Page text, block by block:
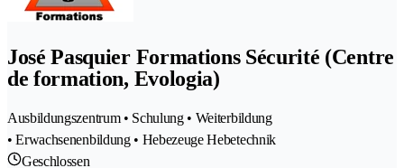
José Pasquier Formations Sécurité (Centre
de formation, Evologia)
Ausbildungszentrum • Schulung • Weiterbildung
• Erwachsenenbildung • Hebezeuge Hebetechnik
Geschlossen